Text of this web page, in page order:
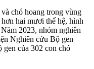
chó hoang trong vùng
hai mươi thế hệ, hình
2023, nhóm nghiên
Nghiên cứu Bộ gen
của 302 con chó